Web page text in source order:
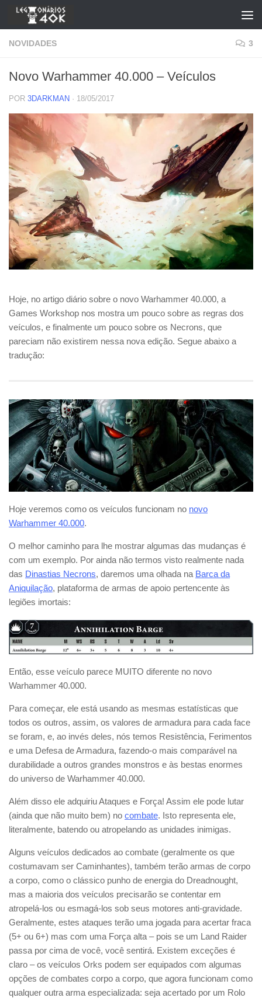
Skip to content
NOVIDADES 3
Novo Warhammer 40.000 – Veículos
POR 3DARKMAN · 18/05/2017
Hoje, no artigo diário sobre o novo Warhammer 40.000, a
Games Workshop nos mostra um pouco sobre as regras dos
veículos, e finalmente um pouco sobre os Necrons, que
pareciam não existirem nessa nova edição. Segue abaixo a
tradução:
Hoje veremos como os veículos funcionam no novo
Warhammer 40.000.
O melhor caminho para lhe mostrar algumas das mudanças é
com um exemplo. Por ainda não termos visto realmente nada
das Dinastias Necrons, daremos uma olhada na Barca da
Aniquilação, plataforma de armas de apoio pertencente às
legiões imortais:
Então, esse veículo parece MUITO diferente no novo
Warhammer 40.000.
Para começar, ele está usando as mesmas estatísticas que
todos os outros, assim, os valores de armadura para cada face
se foram, e, ao invés deles, nós temos Resistência, Ferimentos
e uma Defesa de Armadura, fazendo-o mais comparável na
durabilidade a outros grandes monstros e às bestas enormes
do universo de Warhammer 40.000.
Além disso ele adquiriu Ataques e Força! Assim ele pode lutar
(ainda que não muito bem) no combate. Isto representa ele,
literalmente, batendo ou atropelando as unidades inimigas.
Alguns veículos dedicados ao combate (geralmente os que
costumavam ser Caminhantes), também terão armas de corpo
a corpo, como o clássico punho de energia do Dreadnought,
mas a maioria dos veículos precisarão se contentar em
atropelá-los ou esmagá-los sob seus motores anti-gravidade.
Geralmente, estes ataques terão uma jogada para acertar fraca
(5+ ou 6+) mas com uma Força alta – pois se um Land Raider
passa por cima de você, você sentirá. Existem exceções é
claro – os veículos Orks podem ser equipados com algumas
opções de combates corpo a corpo, que agora funcionam como
qualquer outra arma especializada: seja acertado por um Rolo